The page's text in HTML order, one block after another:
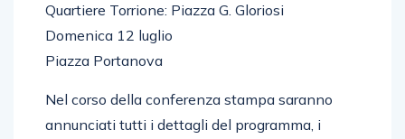
Quartiere Torrione: Piazza G. Gloriosi
Domenica 12 luglio
Piazza Portanova
Nel corso della conferenza stampa saranno
annunciati tutti i dettagli del programma, i